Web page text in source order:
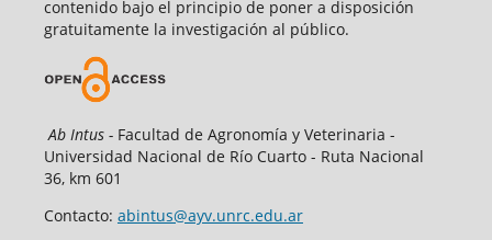
contenido bajo el principio de poner a disposición
gratuitamente la investigación al público.
Ab Intus -Facultad de Agronomía y Veterinaria -
Universidad Nacional de Río Cuarto - Ruta Nacional
36, km 601
Contacto: abintus@ayv.unrc.edu.ar